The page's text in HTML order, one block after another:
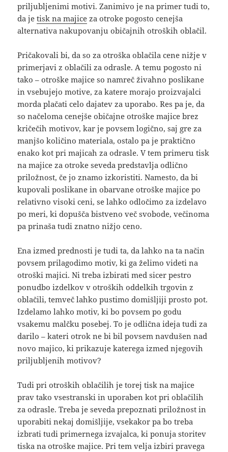
priljubljenimi motivi. Zanimivo je na primer tudi to,
da jetisk na majice za otroke pogosto cenejša
alternativa nakupovanju običajnih otroških oblačil.
Pričakovali bi, da so za otroška oblačila cene nižje v
primerjavi z oblačili za odrasle. A temu pogosto ni
tako – otroške majice so namreč živahno poslikane
in vsebujejo motive, za katere morajo proizvajalci
morda plačati celo dajatev za uporabo. Res pa je, da
so načeloma cenejše običajne otroške majice brez
kričečih motivov, kar je povsem logično, saj gre za
manjšo količino materiala, ostalo pa je praktično
enako kot pri majicah za odrasle. V tem primeru tisk
na majice za otroke seveda predstavlja odlično
priložnost, če jo znamo izkoristiti. Namesto, da bi
kupovali poslikane in obarvane otroške majice po
relativno visoki ceni, se lahko odločimo za izdelavo
po meri, ki dopušča bistveno več svobode, večinoma
pa prinaša tudi znatno nižjo ceno.
Ena izmed prednosti je tudi ta, da lahko na ta način
povsem prilagodimo motiv, ki ga želimo videti na
otroški majici. Ni treba izbirati med sicer pestro
ponudbo izdelkov v otroških oddelkih trgovin z
oblačili, temveč lahko pustimo domišljiji prosto pot.
Izdelamo lahko motiv, ki bo povsem po godu
vsakemu malčku posebej. To je odlična ideja tudi za
darilo – kateri otrok ne bi bil povsem navdušen nad
novo majico, ki prikazuje katerega izmed njegovih
priljubljenih motivov?
Tudi pri otroških oblačilih je torej tisk na majice
prav tako vsestranski in uporaben kot pri oblačilih
za odrasle. Treba je seveda prepoznati priložnost in
uporabiti nekaj domišljije, vsekakor pa bo treba
izbrati tudi primernega izvajalca, ki ponuja storitev
tiska na otroške majice. Pri tem velja izbiri pravega